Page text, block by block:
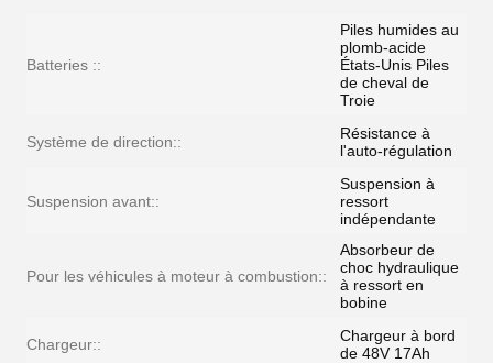
Batteries ::
Piles humides au
plomb-acide
États-Unis Piles
de cheval de
Troie
Système de direction::
Résistance à
l'auto-régulation
Suspension avant::
Suspension à
ressort
indépendante
Pour les véhicules à moteur à combustion::
Absorbeur de
choc hydraulique
à ressort en
bobine
Chargeur::
Chargeur à bord
de 48V 17Ah